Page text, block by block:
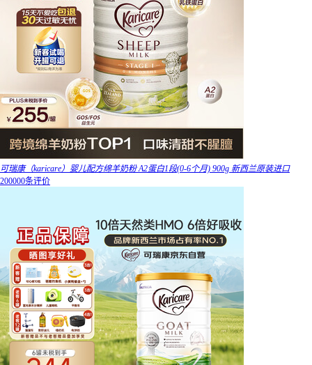
可瑞康（karicare）婴儿配方绵羊奶粉 A2蛋白1段(0-6个月) 900g 新西兰原装进口
200000条评价